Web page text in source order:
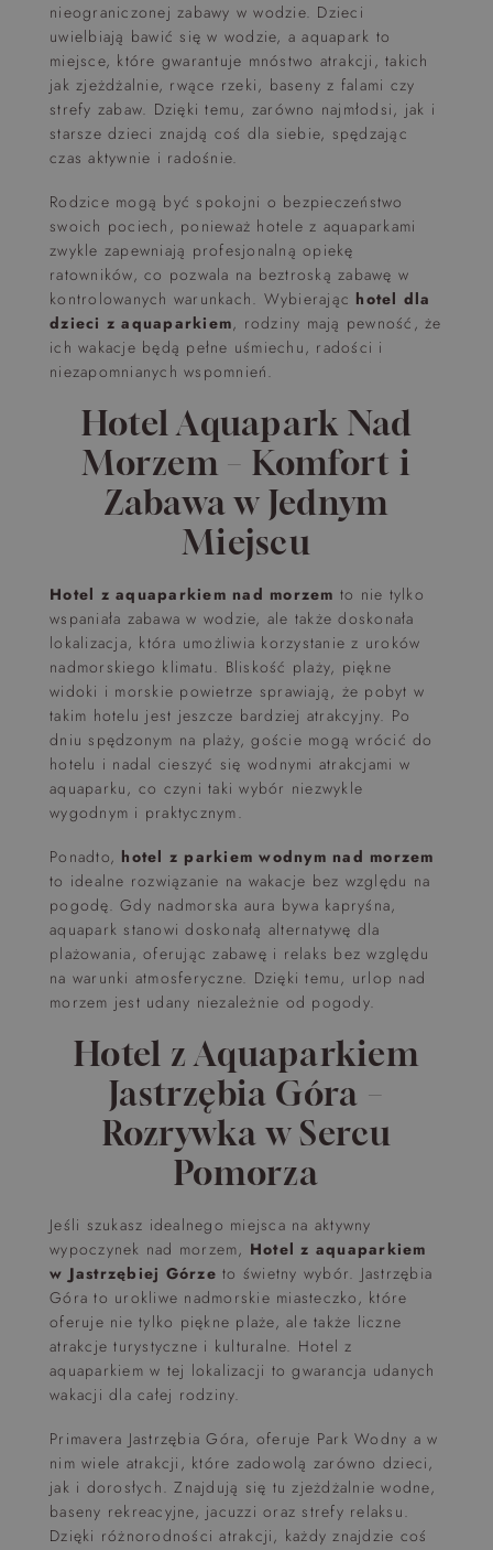
nieograniczonej zabawy w wodzie. Dzieci
uwielbiają bawić się w wodzie, a aquapark to
miejsce, które gwarantuje mnóstwo atrakcji, takich
jak zjeżdżalnie, rwące rzeki, baseny z falami czy
strefy zabaw. Dzięki temu, zarówno najmłodsi, jak i
starsze dzieci znajdą coś dla siebie, spędzając
czas aktywnie i radośnie.
Rodzice mogą być spokojni o bezpieczeństwo
swoich pociech, ponieważ hotele z aquaparkami
zwykle zapewniają profesjonalną opiekę
ratowników, co pozwala na beztroską zabawę w
kontrolowanych warunkach. Wybierając hotel dla
dzieci z aquaparkiem, rodziny mają pewność, że
ich wakacje będą pełne uśmiechu, radości i
niezapomnianych wspomnień.
Hotel Aquapark Nad
Morzem – Komfort i
Zabawa w Jednym
Miejscu
Hotel z aquaparkiem nad morzem to nie tylko
wspaniała zabawa w wodzie, ale także doskonała
lokalizacja, która umożliwia korzystanie z uroków
nadmorskiego klimatu. Bliskość plaży, piękne
widoki i morskie powietrze sprawiają, że pobyt w
takim hotelu jest jeszcze bardziej atrakcyjny. Po
dniu spędzonym na plaży, goście mogą wrócić do
hotelu i nadal cieszyć się wodnymi atrakcjami w
aquaparku, co czyni taki wybór niezwykle
wygodnym i praktycznym.
Ponadto, hotel z parkiem wodnym nad morzem
to idealne rozwiązanie na wakacje bez względu na
pogodę. Gdy nadmorska aura bywa kapryśna,
aquapark stanowi doskonałą alternatywę dla
plażowania, oferując zabawę i relaks bez względu
na warunki atmosferyczne. Dzięki temu, urlop nad
morzem jest udany niezależnie od pogody.
Hotel z Aquaparkiem
Jastrzębia Góra –
Rozrywka w Sercu
Pomorza
Jeśli szukasz idealnego miejsca na aktywny
wypoczynek nad morzem, Hotel z aquaparkiem
w Jastrzębiej Górze to świetny wybór. Jastrzębia
Góra to urokliwe nadmorskie miasteczko, które
oferuje nie tylko piękne plaże, ale także liczne
atrakcje turystyczne i kulturalne. Hotel z
aquaparkiem w tej lokalizacji to gwarancja udanych
wakacji dla całej rodziny.
Primavera Jastrzębia Góra, oferuje Park Wodny a w
nim wiele atrakcji, które zadowolą zarówno dzieci,
jak i dorosłych. Znajdują się tu zjeżdżalnie wodne,
baseny rekreacyjne, jacuzzi oraz strefy relaksu.
Dzięki różnorodności atrakcji, każdy znajdzie coś